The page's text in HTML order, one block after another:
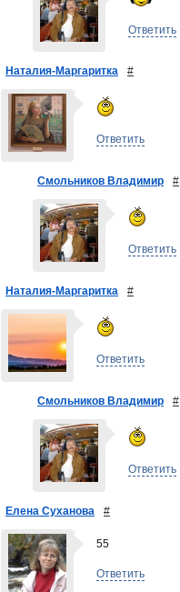
Ответить
Наталия-Маргаритка #
Ответить
Смольников Владимир #
Ответить
Наталия-Маргаритка #
Ответить
Смольников Владимир #
Ответить
Елена Суханова #
55
Ответить